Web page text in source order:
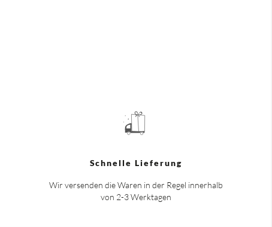
Schnelle Lieferung
Wir versenden die Waren in der Regel innerhalb
von 2-3 Werktagen